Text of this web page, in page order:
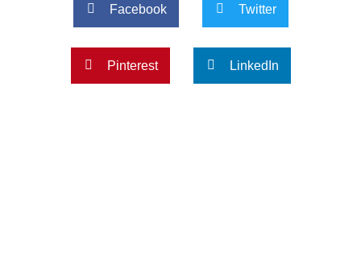
Facebook Twitter
Pinterest LinkedIn